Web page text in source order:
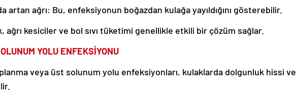
artan ağrı: Bu, enfeksiyonun boğazdan kulağa yayıldığını gösterebilir.
ağrı kesiciler ve bol sıvı tüketimi genellikle etkili bir çözüm sağlar.
YOLU ENFEKSİYONU
veya üst solunum yolu enfeksiyonları, kulaklarda dolgunluk hissi ve